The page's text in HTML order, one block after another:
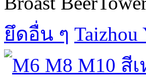
ยึดอื่น ๆ Taizhou